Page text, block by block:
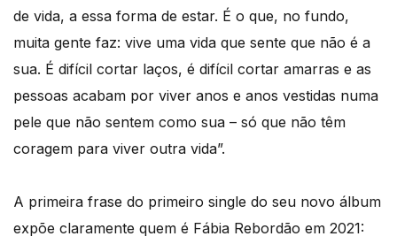
de vida, a essa forma de estar. É o que, no fundo,
muita gente faz: vive uma vida que sente que não é a
sua. É difícil cortar laços, é difícil cortar amarras e as
pessoas acabam por viver anos e anos vestidas numa
pele que não sentem como sua – só que não têm
coragem para viver outra vida”.
A primeira frase do primeiro single do seu novo álbum
expõe claramente quem é Fábia Rebordão em 2021: